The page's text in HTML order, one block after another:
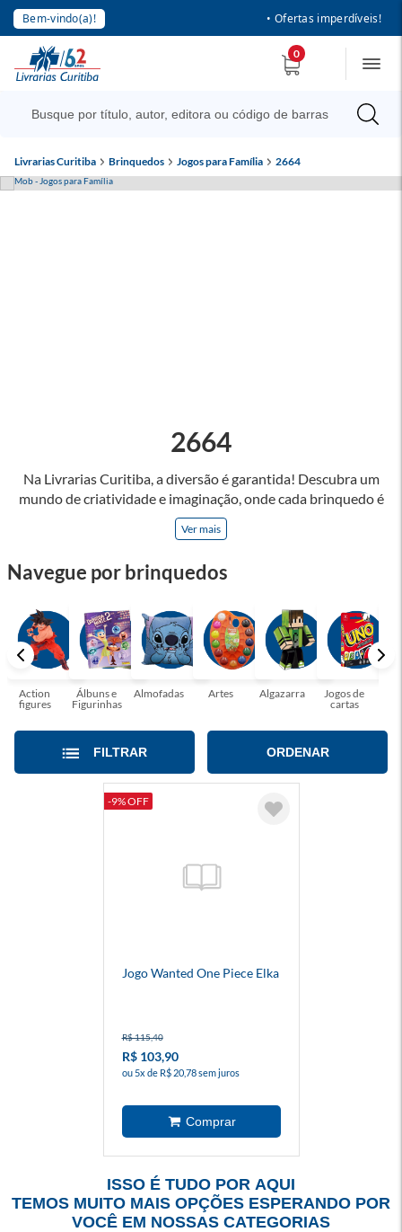
Bem-vindo(a)! • Ofertas imperdíveis!
0
Livrarias Curitiba Brinquedos Jogos para Família 2664
Na Livrarias Curitiba, a diversão é garantida! Descubra um
mundo de criatividade e imaginação, onde cada brinquedo é
uma porta para aventuras e aprendizados, que estimulam o
raciocínio, coordenação motora e a sociabilidade. Brincar
Oferecemos opções para todas as idades e interesses, como
memórias inesquecíveis e fortalecer os laços familiares.
Encontrar o brinquedo perfeito nunca foi tão fácil!
Ver mais
2664
Navegue por brinquedos
Action
figures
Álbuns e
Figurinhas
Almofadas Artes Algazarra
Jogos de
cartas
FILTRAR ORDENAR
-9% OFF
Jogo Wanted One Piece Elka
R$ 115,40
R$ 103,90
ou 5x de R$ 20,78 sem juros
ISSO É TUDO POR AQUI
TEMOS MUITO MAIS OPÇÕES ESPERANDO POR
VOCÊ EM NOSSAS CATEGORIAS